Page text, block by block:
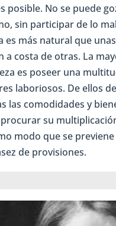
posible. No se puede
sin participar de lo
es más natural que
a costa de otras. La
es poseer una
laboriosos. De ellos
las comodidades y
su
modo que se previene
de provisiones.